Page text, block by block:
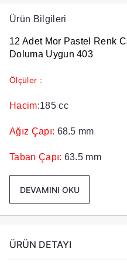
Ürün Bilgileri
12 Adet Mor Pastel Renk
Doluma Uygun 403
Ölçüler :
Hacim:185 cc
Ağız Çapı: 68.5 mm
Taban Çapı: 63.5 mm
DEVAMINI OKU
ÜRÜN DETAYI